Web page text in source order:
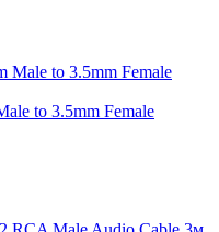
to 3.5mm Female